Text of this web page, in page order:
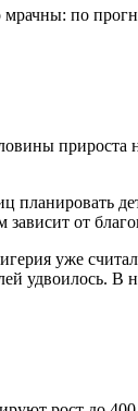
по
прироста
зависит от
уже
удвоилось.